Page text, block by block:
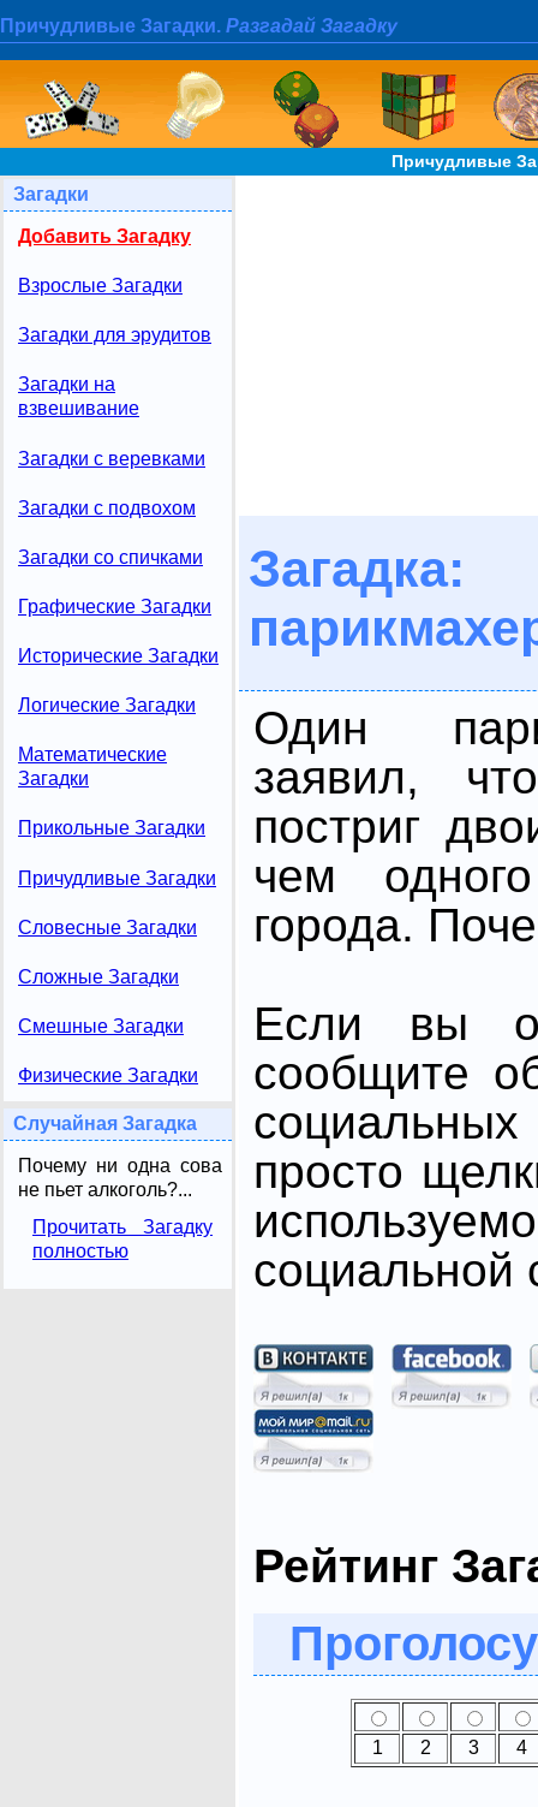
Причудливые Загадки. Разгадай Загадку
Причудливые
Загадки
Добавить Загадку
Взрослые Загадки
Загадки для эрудитов
Загадки на
взвешивание
Загадки с веревками
Загадки с подвохом
Загадки со спичками
Графические Загадки
Исторические Загадки
Логические Загадки
Математические
Загадки
Прикольные Загадки
Причудливые Загадки
Словесные Загадки
Сложные Загадки
Смешные Загадки
Физические Загадки
Случайная Загадка
Почему ни одна сова
не пьет алкоголь?...
Прочитать Загадку
полностью
Один
заявил,
постриг
чем
города.
Если вы
сообщите
просто
социальной
Рейтинг
1 2 3 4